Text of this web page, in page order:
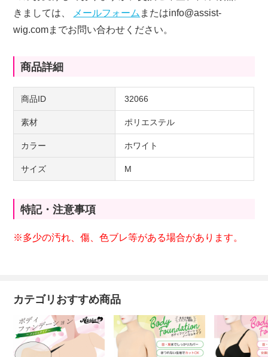
きましては、 メールフォーム またはinfo@assist-
wig.comまでお問い合わせください。
商品詳細
商品ID 32066
素材 ポリエステル
カラー ホワイト
サイズ M
特記・注意事項
※多少の汚れ、傷、色ブレ等がある場合があります。
カテゴリおすすめ商品